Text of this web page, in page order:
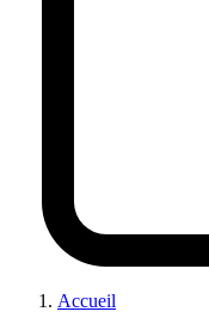
Accueil